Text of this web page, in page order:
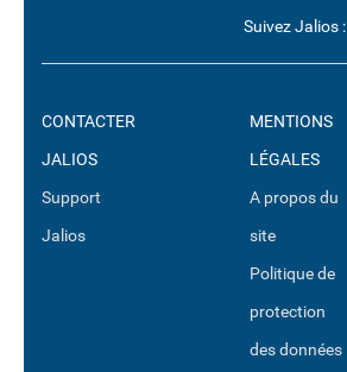
Suivez Jalios :
CONTACTER
JALIOS
Support
Jalios
MENTIONS
LÉGALES
A propos du
site
Politique de
protection
des données